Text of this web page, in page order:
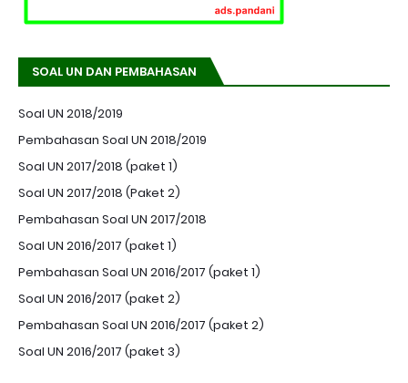
SOAL UN DAN PEMBAHASAN
Soal UN 2018/2019
Pembahasan Soal UN 2018/2019
Soal UN 2017/2018 (paket 1)
Soal UN 2017/2018 (Paket 2)
Pembahasan Soal UN 2017/2018
Soal UN 2016/2017 (paket 1)
Pembahasan Soal UN 2016/2017 (paket 1)
Soal UN 2016/2017 (paket 2)
Pembahasan Soal UN 2016/2017 (paket 2)
Soal UN 2016/2017 (paket 3)